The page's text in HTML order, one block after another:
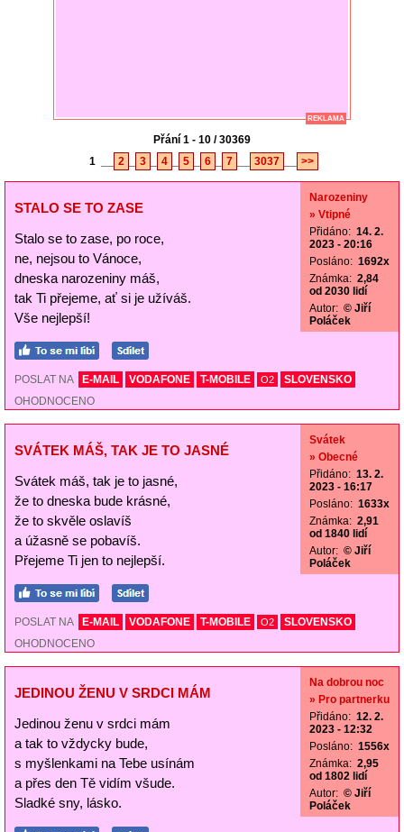
REKLAMA
Přání 1 - 10 / 30369
1
2 3 4 5 6 7 3037 >>
STALO SE TO ZASE
Stalo se to zase, po roce,
ne, nejsou to Vánoce,
dneska narozeniny máš,
tak Ti přejeme, ať si je užíváš.
Vše nejlepší!
Narozeniny
» Vtipné
Přidáno: 14. 2.
2023 - 20:16
Posláno: 1692x
Známka: 2,84
od 2030 lidí
Autor: © Jiří
Poláček
POSLAT NA E-MAIL VODAFONE T-MOBILE O2
SLOVENSKO
OHODNOCENO
SVÁTEK MÁŠ, TAK JE TO JASNÉ
Svátek máš, tak je to jasné,
že to dneska bude krásné,
že to skvěle oslavíš
a úžasně se pobavíš.
Přejeme Ti jen to nejlepší.
Svátek
» Obecné
Přidáno: 13. 2.
2023 - 16:17
Posláno: 1633x
Známka: 2,91
od 1840 lidí
Autor: © Jiří
Poláček
POSLAT NA E-MAIL VODAFONE T-MOBILE O2
SLOVENSKO
OHODNOCENO
JEDINOU ŽENU V SRDCI MÁM
Jedinou ženu v srdci mám
a tak to vždycky bude,
s myšlenkami na Tebe usínám
a přes den Tě vidím všude.
Sladké sny, lásko.
Na dobrou noc
» Pro partnerku
Přidáno: 12. 2.
2023 - 12:32
Posláno: 1556x
Známka: 2,95
od 1802 lidí
Autor: © Jiří
Poláček